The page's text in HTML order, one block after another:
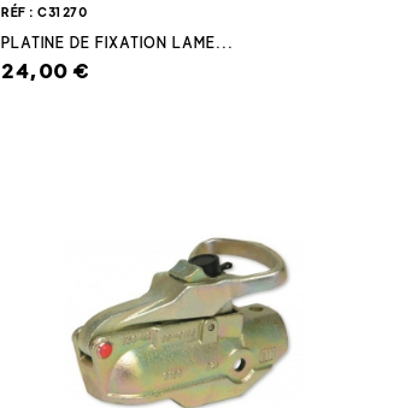
RÉF : C31270
PLATINE DE FIXATION LAME...
24,00 €